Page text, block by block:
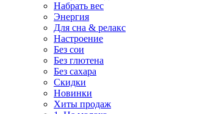
Набрать вес
Энергия
Для сна & релакс
Настроение
Без сои
Без глютена
Без сахара
Скидки
Новинки
Хиты продаж